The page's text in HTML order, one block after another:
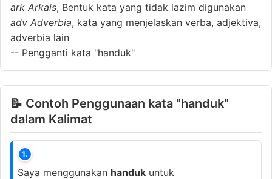
ark Arkais, Bentuk kata yang tidak lazim digunakan
adv Adverbia, kata yang menjelaskan verba, adjektiva,
adverbia lain
-- Pengganti kata "handuk"
📝 Contoh Penggunaan kata "handuk"
dalam Kalimat
1.
Saya menggunakan handuk untuk